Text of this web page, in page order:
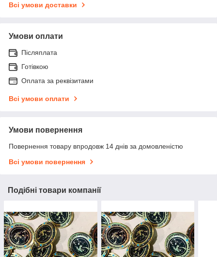
Всі умови доставки
Умови оплати
Післяплата
Готівкою
Оплата за реквізитами
Всі умови оплати
Умови повернення
Повернення товару впродовж 14 днів за домовленістю
Всі умови повернення
Подібні товари компанії